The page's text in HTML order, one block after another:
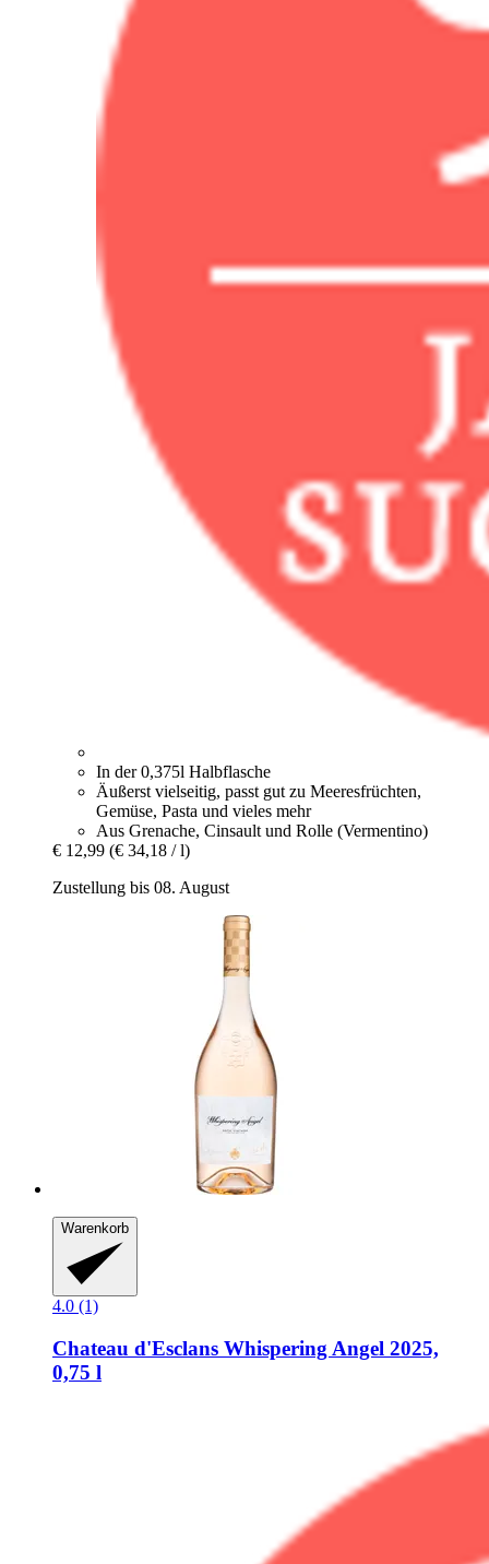
In der 0,375l Halbflasche
Äußerst vielseitig, passt gut zu Meeresfrüchten,
Gemüse, Pasta und vieles mehr
Aus Grenache, Cinsault und Rolle (Vermentino)
€ 12,99 (€ 34,18 / l)
Zustellung bis 08. August
Warenkorb
4.0 (1)
Chateau d'Esclans Whispering Angel 2025,
0,75 l